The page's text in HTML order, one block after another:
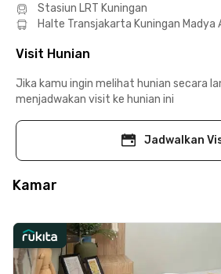
Stasiun LRT Kuningan
Halte Transjakarta Kuningan Madya
Visit Hunian
Jika kamu ingin melihat hunian secara
menjadwakan visit ke hunian ini
Jadwalkan
Kamar